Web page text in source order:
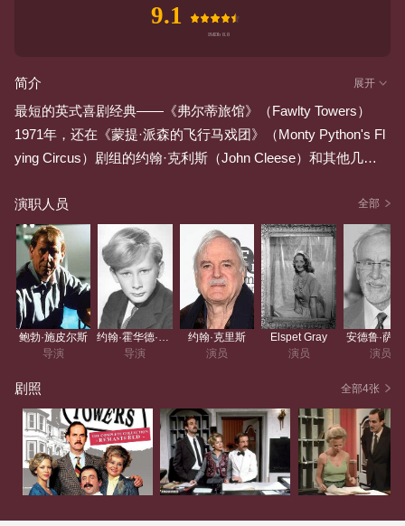
9.1
简介 展开
最短的英式喜剧经典——《弗尔蒂旅馆》（Fawlty Towers）
1971年，还在《蒙提·派森的飞行马戏团》（Monty Python's Fl
ying Circus）剧组的约翰·克利斯（John Cleese）和其他几位
y）拍戏时，遇到一位态度粗鲁、脾气恶劣的旅馆老板。约翰·
克利斯根据这段经历，创作了喜剧剧集《逍遥医生》（Doctor
at large）中的一集《别往心里去！》（No Ill Feeling!）。该剧
集的制作人当即认为这个创意可以发展成一部情景喜剧，而约
翰·克利斯直到一段时间后离开《蒙提·派森的飞行马戏团》剧
组，并受英国广播公司（BBC）邀请创作自己的剧集时，才将
这一建议付诸行动。
nie Booth）共同构思并编剧，二人还都出演了主要角色。该剧
以托基的一家名为“弗尔蒂旅馆”（Fawlty Towers）的小旅馆为
背景，主要人物包括约翰……
演职人员 全部
鲍勃·施皮尔斯
导演
导演
约翰·克里斯
演员
Elspet Gray
演员
安德鲁·萨
演员
剧照 全部4张